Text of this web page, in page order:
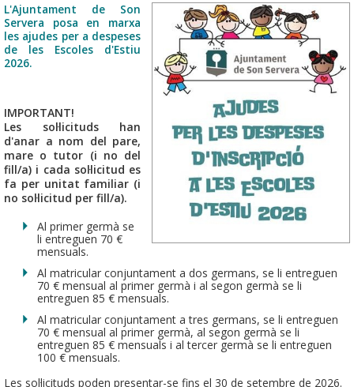
L'Ajuntament de Son
Servera posa en marxa
les ajudes per a despeses
de les Escoles d'Estiu
2026.
IMPORTANT!
Les sol·licituds han
d'anar a nom del pare,
mare o tutor (i no del
fill/a) i cada sol·licitud es
fa per unitat familiar (i
no sol·licitud per fill/a).
Al primer germà se
li entreguen 70 €
mensuals.
Al matricular conjuntament a dos germans, se li entreguen
70 € mensual al primer germà i al segon germà se li
entreguen 85 € mensuals.
Al matricular conjuntament a tres germans, se li entreguen
70 € mensual al primer germà, al segon germà se li
entreguen 85 € mensuals i al tercer germà se li entreguen
100 € mensuals.
Les sol·licituds poden presentar-se fins el 30 de setembre de 2026.